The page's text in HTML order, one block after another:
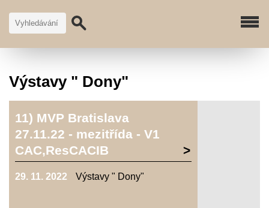
Výstavy " Dony"
11) MVP Bratislava
27.11.22 - mezitřída - V1
CAC,ResCACIB
29. 11. 2022 Výstavy " Dony"